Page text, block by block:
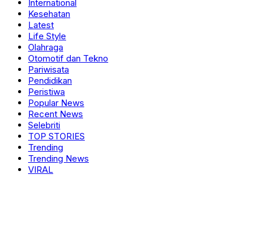
International
Kesehatan
Latest
Life Style
Olahraga
Otomotif dan Tekno
Pariwisata
Pendidikan
Peristiwa
Popular News
Recent News
Selebriti
TOP STORIES
Trending
Trending News
VIRAL